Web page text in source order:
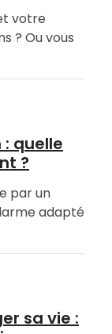
votre
? Ou vous
quelle
?
par un
adapté
sa vie :